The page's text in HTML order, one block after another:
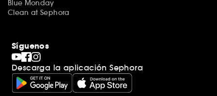
Blue Monday
Clean at Sephora
Síguenos
Descarga la aplicación Sephora